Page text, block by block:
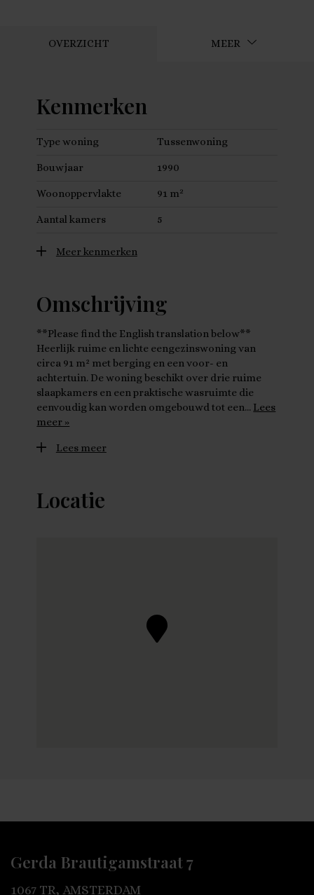
OVERZICHT MEER
Kenmerken
Type woning Tussenwoning
Bouwjaar 1990
Woonoppervlakte 91 m2
Aantal kamers 5
Meer kenmerken
Omschrijving
**Please find the English translation below**
Heerlijk ruime en lichte eengezinswoning van
circa 91 m² met berging en een voor- en
achtertuin. De woning beschikt over drie ruime
slaapkamers en een praktische wasruimte die
eenvoudig kan worden omgebouwd tot een… Lees
meer »
Lees meer
Locatie
Gerda Brautigamstraat 7
1067 TR, AMSTERDAM